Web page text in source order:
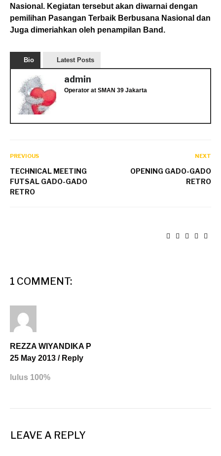
Nasional. Kegiatan tersebut akan diwarnai dengan
pemilihan Pasangan Terbaik Berbusana Nasional dan
Juga dimeriahkan oleh penampilan Band.
Bio Latest Posts
admin
Operator at SMAN 39 Jakarta
PREVIOUS
TECHNICAL MEETING
FUTSAL GADO-GADO
RETRO
NEXT
OPENING GADO-GADO
RETRO
1 COMMENT:
REZZA WIYANDIKA P
25 May 2013 / Reply
lulus 100%
LEAVE A REPLY